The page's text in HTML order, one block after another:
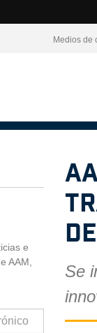
Medios de
Se
e
AAM,